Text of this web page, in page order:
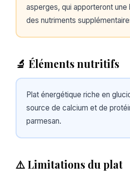
asperges, qui apporteront une
des nutriments
🔬 Éléments nutritifs
Plat énergétique riche en
source de calcium et de
parmesan.
⚠️ Limitations du plat